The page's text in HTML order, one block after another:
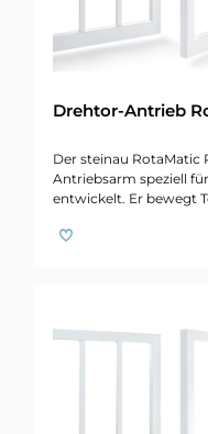
Drehtor-Antrieb
Der steinau RotaMatic
Antriebsarm speziell
entwickelt. Er bewegt